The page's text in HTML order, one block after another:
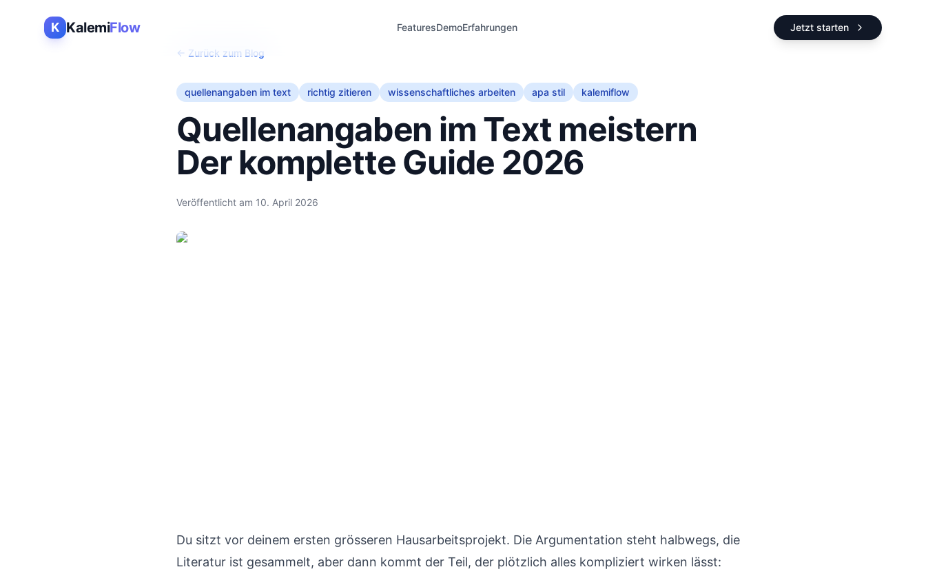
K KalemiFlow FeaturesDemoErfahrungen Jetzt starten
← Zurück zum Blog
quellenangaben im text richtig zitieren wissenschaftliches arbeiten apa stil kalemiflow
Quellenangaben im Text meistern
Der komplette Guide 2026
Veröffentlicht am 10. April 2026
Du sitzt vor deinem ersten grösseren Hausarbeitsprojekt. Die Argumentation steht halbwegs, die
Literatur ist gesammelt, aber dann kommt der Teil, der plötzlich alles kompliziert wirken lässt: